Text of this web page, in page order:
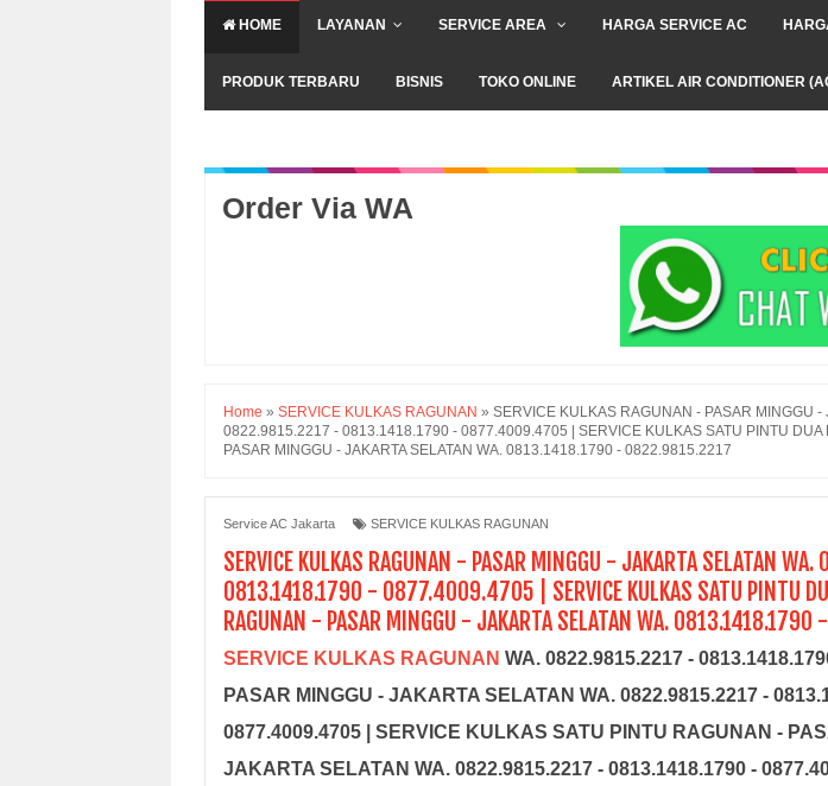
HOME LAYANAN SERVICE AREA HARGA SERVICE AC
PRODUK TERBARU BISNIS TOKO ONLINE ARTIKEL AIR CONDITIONER
Order Via WA
Home » SERVICE KULKAS RAGUNAN » SERVICE KULKAS RAGUNAN - PASAR MINGGU -
0822.9815.2217 - 0813.1418.1790 - 0877.4009.4705 | SERVICE KULKAS SATU PINTU DUA
PASAR MINGGU - JAKARTA SELATAN WA. 0813.1418.1790 - 0822.9815.2217
Service AC Jakarta SERVICE KULKAS RAGUNAN
SERVICE KULKAS RAGUNAN - PASAR MINGGU - JAKARTA SELATAN
0813.1418.1790 - 0877.4009.4705 | SERVICE KULKAS SATU PINTU
RAGUNAN - PASAR MINGGU - JAKARTA SELATAN WA.
SERVICE KULKAS RAGUNAN WA. 0822.9815.2217 -
PASAR MINGGU - JAKARTA SELATAN WA. 0822.9815.2217 -
0877.4009.4705 | SERVICE KULKAS SATU PINTU RAGUNAN -
JAKARTA SELATAN WA. 0822.9815.2217 - 0813.1418.1790 -